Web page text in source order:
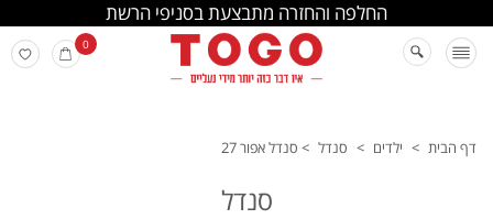
החלפה והחזרה מתבצעת בסניפי הרשת
0
דף הבית > ילדים > סנדל > סנדל אפור 27
סנדל